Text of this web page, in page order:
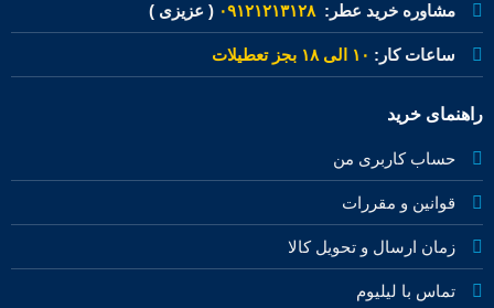
مشاوره خرید عطر:۰۹۱۲۱۲۱۳۱۲۸ ( عزیزی )
ساعات کار: ۱۰ الی ۱۸ بجز تعطیلات
راهنمای خرید
حساب کاربری من
قوانین و مقررات
زمان ارسال و تحویل کالا
تماس با لیلیوم